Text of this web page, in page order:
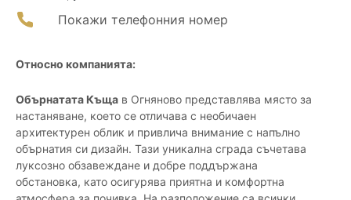
Покажи телефонния номер
Относно компанията:
Обърнатата Къща в Огняново представлява място за
настаняване, което се отличава с необичаен
архитектурен облик и привлича внимание с напълно
обърнатия си дизайн. Тази уникална сграда съчетава
луксозно обзавеждане и добре поддържана
обстановка, като осигурява приятна и комфортна